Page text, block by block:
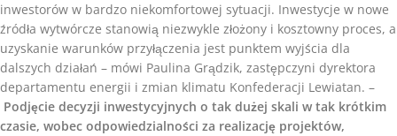
inwestorów w bardzo niekomfortowej sytuacji. Inwestycje w nowe
źródła wytwórcze stanowią niezwykle złożony i kosztowny proces, a
uzyskanie warunków przyłączenia jest punktem wyjścia dla
dalszych działań – mówi Paulina Grądzik, zastępczyni dyrektora
departamentu energii i zmian klimatu Konfederacji Lewiatan. –
Podjęcie decyzji inwestycyjnych o tak dużej skali w tak krótkim
czasie, wobec odpowiedzialności za realizację projektów,